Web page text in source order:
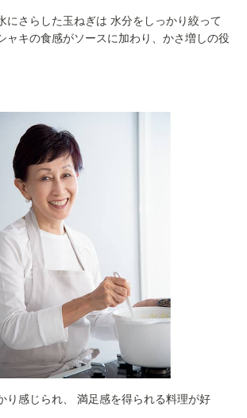
にさらした玉ねぎは 水分をしっかり絞って
ャキの食感がソースに加わり、かさ増しの役
り感じられ、 満足感を得られる料理が好